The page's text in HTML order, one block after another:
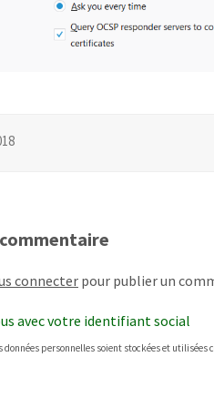
connecter pour publier un
avec votre identifiant social
données personnelles soient stockées et